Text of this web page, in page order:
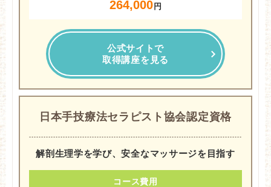
264,000 円
公式サイトで
取得講座を見る
日本手技療法セラピスト協会認定資格
解剖生理学を学び、安全なマッサージを目指す
コース費用